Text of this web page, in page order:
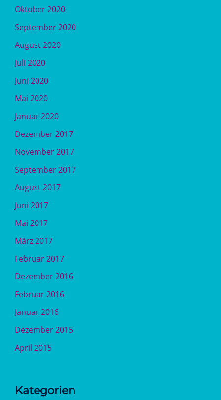
Oktober 2020
September 2020
August 2020
Juli 2020
Juni 2020
Mai 2020
Januar 2020
Dezember 2017
November 2017
September 2017
August 2017
Juni 2017
Mai 2017
März 2017
Februar 2017
Dezember 2016
Februar 2016
Januar 2016
Dezember 2015
April 2015
Kategorien